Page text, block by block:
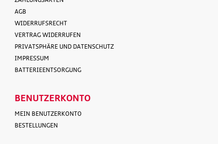
AGB
WIDERRUFSRECHT
VERTRAG WIDERRUFEN
PRIVATSPHÄRE UND DATENSCHUTZ
IMPRESSUM
BATTERIEENTSORGUNG
BENUTZERKONTO
MEIN BENUTZERKONTO
BESTELLUNGEN